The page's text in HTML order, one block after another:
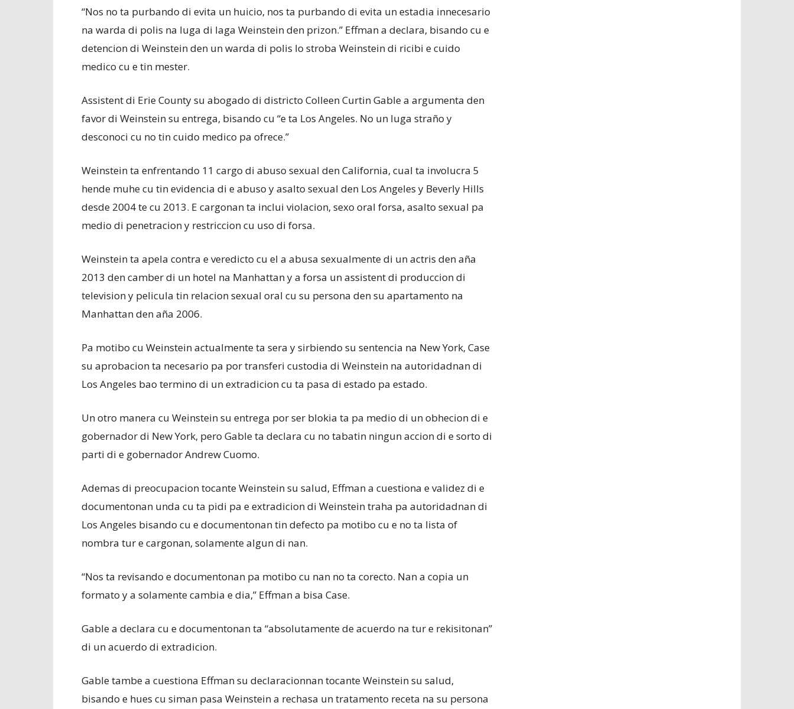
“Nos no ta purbando di evita un huicio, nos ta purbando di evita un estadia innecesario
na warda di polis na luga di laga Weinstein den prizon.” Effman a declara, bisando cu e
detencion di Weinstein den un warda di polis lo stroba Weinstein di ricibi e cuido
medico cu e tin mester.
Assistent di Erie County su abogado di districto Colleen Curtin Gable a argumenta den
favor di Weinstein su entrega, bisando cu “e ta Los Angeles. No un luga straño y
desconoci cu no tin cuido medico pa ofrece.”
Weinstein ta enfrentando 11 cargo di abuso sexual den California, cual ta involucra 5
hende muhe cu tin evidencia di e abuso y asalto sexual den Los Angeles y Beverly Hills
desde 2004 te cu 2013. E cargonan ta inclui violacion, sexo oral forsa, asalto sexual pa
medio di penetracion y restriccion cu uso di forsa.
Weinstein ta apela contra e veredicto cu el a abusa sexualmente di un actris den aña
2013 den camber di un hotel na Manhattan y a forsa un assistent di produccion di
television y pelicula tin relacion sexual oral cu su persona den su apartamento na
Manhattan den aña 2006.
Pa motibo cu Weinstein actualmente ta sera y sirbiendo su sentencia na New York, Case
su aprobacion ta necesario pa por transferi custodia di Weinstein na autoridadnan di
Los Angeles bao termino di un extradicion cu ta pasa di estado pa estado.
Un otro manera cu Weinstein su entrega por ser blokia ta pa medio di un obhecion di e
gobernador di New York, pero Gable ta declara cu no tabatin ningun accion di e sorto di
parti di e gobernador Andrew Cuomo.
Ademas di preocupacion tocante Weinstein su salud, Effman a cuestiona e validez di e
documentonan unda cu ta pidi pa e extradicion di Weinstein traha pa autoridadnan di
Los Angeles bisando cu e documentonan tin defecto pa motibo cu e no ta lista of
nombra tur e cargonan, solamente algun di nan.
“Nos ta revisando e documentonan pa motibo cu nan no ta corecto. Nan a copia un
formato y a solamente cambia e dia,” Effman a bisa Case.
Gable a declara cu e documentonan ta “absolutamente de acuerdo na tur e rekisitonan”
di un acuerdo di extradicion.
Gable tambe a cuestiona Effman su declaracionnan tocante Weinstein su salud,
bisando e hues cu siman pasa Weinstein a rechasa un tratamento receta na su persona